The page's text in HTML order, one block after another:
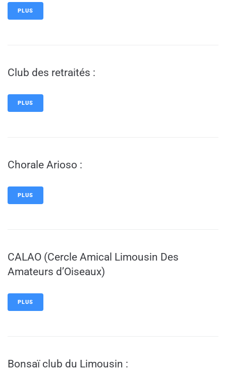
PLUS
Club des retraités :
PLUS
Chorale Arioso :
PLUS
CALAO (Cercle Amical Limousin Des
Amateurs d’Oiseaux)
PLUS
Bonsaï club du Limousin :